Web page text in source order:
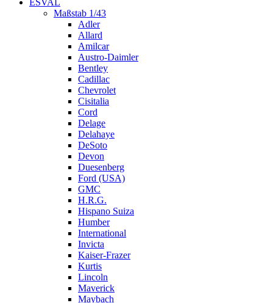
ESVAL
Maßstab 1/43
Adler
Allard
Amilcar
Austro-Daimler
Bentley
Cadillac
Chevrolet
Cisitalia
Cord
Delage
Delahaye
DeSoto
Devon
Duesenberg
Ford (USA)
GMC
H.R.G.
Hispano Suiza
Humber
International
Invicta
Kaiser-Frazer
Kurtis
Lincoln
Maverick
Maybach